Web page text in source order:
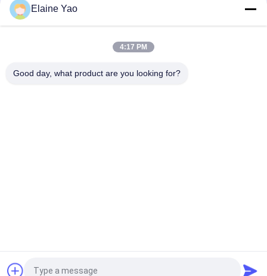
motori manuali dell'impilatore del tamburo dell'olio 120mm/S
di 1500mm
Giralingotti idraulici dell'operatore del sollevatore del tamburo
Elaine Yao
4:17 PM
Good day, what product are you looking for?